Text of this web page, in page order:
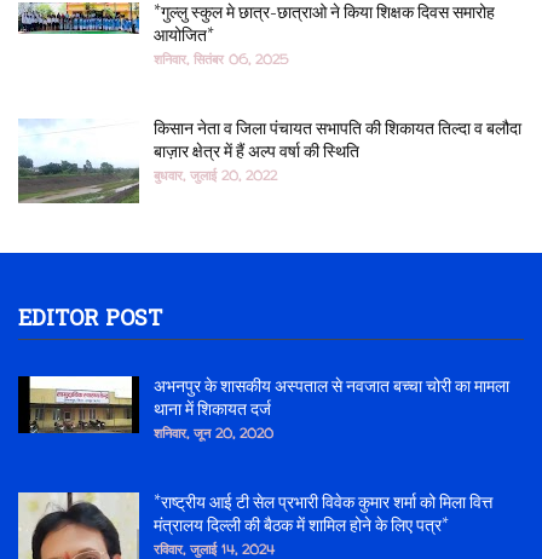
*गुल्लु स्कुल मे छात्र-छात्राओ ने किया शिक्षक दिवस समारोह
आयोजित*
शनिवार, सितंबर 06, 2025
किसान नेता व जिला पंचायत सभापति की शिकायत तिल्दा व बलौदा
बाज़ार क्षेत्र में हैं अल्प वर्षा की स्थिति
बुधवार, जुलाई 20, 2022
EDITOR POST
अभनपुर के शासकीय अस्पताल से नवजात बच्चा चोरी का मामला
थाना में शिकायत दर्ज
शनिवार, जून 20, 2020
*राष्ट्रीय आई टी सेल प्रभारी विवेक कुमार शर्मा को मिला वित्त
मंत्रालय दिल्ली की बैठक में शामिल होने के लिए पत्र*
रविवार, जुलाई 14, 2024